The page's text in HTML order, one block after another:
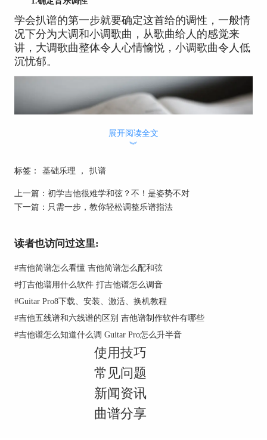
学会扒谱的第一步就要确定这首给的调性，一般情
况下分为大调和小调歌曲，从歌曲给人的感觉来
讲，大调歌曲整体令人心情愉悦，小调歌曲令人低
沉忧郁。
2.确定具体是什么调
当我们确定了一首音乐的调性之后，然后在吉他上
找到这首歌的主音，只要我们确认这个主音在吉他
的哪一品上时，就基本上可以确定这首歌曲的小调
了。
例如当我确定这首歌曲是大调歌曲时，并且它的主
音是1（do）,当你确定1（do）音落在第1弦的第3
品上时，那么这个音就是G调了！
展开阅读全文
︾
标签： 基础乐理 ， 扒谱
上一篇： 初学吉他很难学和弦？不！是姿势不对
下一篇： 只需一步，教你轻松调整乐谱指法
读者也访问过这里:
#吉他简谱怎么看懂 吉他简谱怎么配和弦
#打吉他谱用什么软件 打吉他谱怎么调音
#Guitar Pro8下载、安装、激活、换机教程
#吉他五线谱和六线谱的区别 吉他谱制作软件有哪些
#吉他谱怎么知道什么调 Guitar Pro怎么升半音
使用技巧
常见问题
新闻资讯
曲谱分享